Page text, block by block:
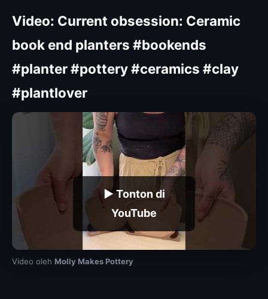
Video: Current obsession: Ceramic
book end planters #bookends
#planter #pottery #ceramics #clay
#plantlover
▶ Tonton di
YouTube
Video oleh Molly Makes Pottery